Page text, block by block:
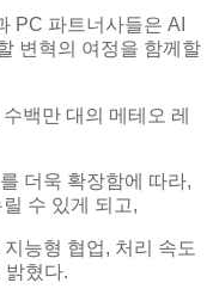
PC 파트너사들은 AI
변혁의 여정을 함께할
백만 대의 메테오 레
더욱 확장함에 따라,
수 있게 되고,
능형 협업, 처리 속도
밝혔다.